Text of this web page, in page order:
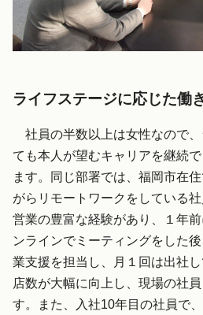
ライフステージに応じた働
社員の半数以上は女性なので
ても本人が望むキャリアを継続
ます。同じ部署では、福岡市在
がらリモートワークをしている
営業の豊富な経験があり、１年
ンラインでミーティングをした
業支援を担当し、月１回は出社
店数が大幅に向上し、現場の社
す。また、入社10年目の社員で